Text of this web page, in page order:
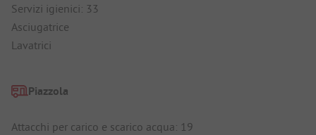
Servizi igienici: 33
Asciugatrice
Lavatrici
Piazzola
Attacchi per carico e scarico acqua: 19